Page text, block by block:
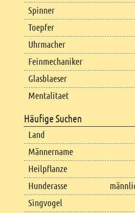
Spinner
Toepfer
Uhrmacher
Feinmechaniker
Glasblaeser
Mentalitaet
Häufige Suchen
Land
Männername
Heilpflanze
Hunderasse
Singvogel